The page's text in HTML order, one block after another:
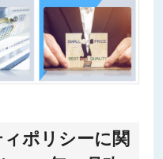
ポリシーに関